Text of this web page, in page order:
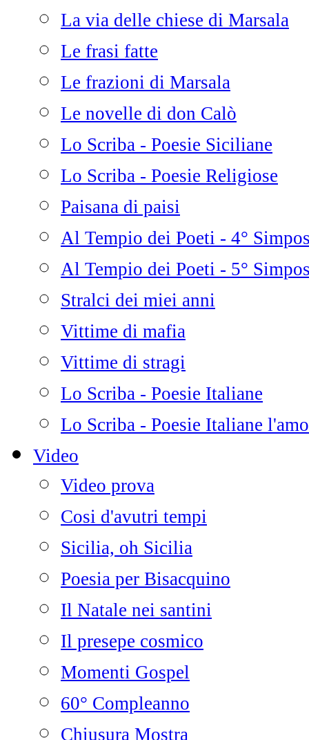
La via delle chiese di Marsala
Le frasi fatte
Le frazioni di Marsala
Le novelle di don Calò
Lo Scriba - Poesie Siciliane
Lo Scriba - Poesie Religiose
Paisana di paisi
Al Tempio dei Poeti - 4°
Al Tempio dei Poeti - 5°
Stralci dei miei anni
Vittime di mafia
Vittime di stragi
Lo Scriba - Poesie Italiane
Lo Scriba - Poesie Italiane
Video
Video prova
Cosi d'avutri tempi
Sicilia, oh Sicilia
Poesia per Bisacquino
Il Natale nei santini
Il presepe cosmico
Momenti Gospel
60° Compleanno
Chiusura Mostra